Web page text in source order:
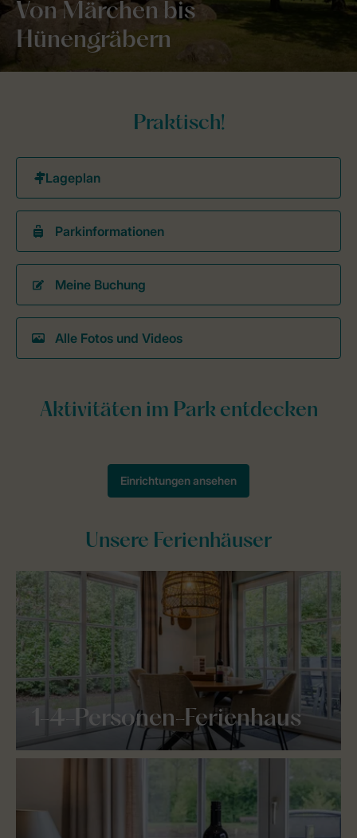
Von Märchen bis
Hünengräbern
Praktisch!
Parkinformationen
Meine Buchung
Alle Fotos und Videos
Unsere Ferienhäuser
1-4-Personen-Ferienhaus